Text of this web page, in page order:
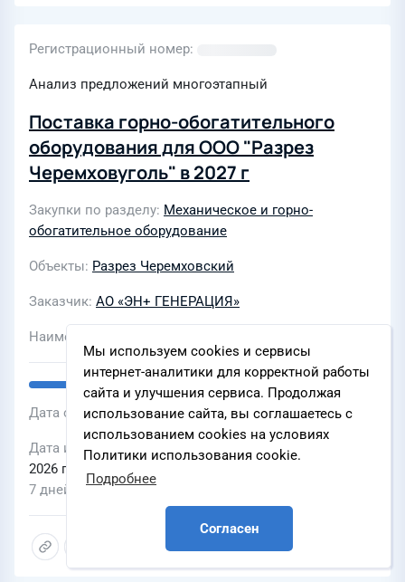
Мы используем cookies и сервисы
интернет-аналитики для корректной работы
сайта и улучшения сервиса. Продолжая
использование сайта, вы соглашаетесь с
использованием cookies на условиях
Политики использования cookie.
Подробнее
Согласен
Регистрационный номер
Анализ предложений многоэтапный
Поставка горно-обогатительного
оборудования для ООО "Разрез
Черемховуголь" в 2027 г
Закупки по разделу Механическое и горно-
обогатительное оборудование
Объекты Разрез Черемховский
Заказчик АО «ЭН+ ГЕНЕРАЦИЯ»
Наименование ЭТП
Дата объявления 03 августа 2026 г., 11:17
Дата и время окончания подачи заявок
2026 г., 23:00
7 дней